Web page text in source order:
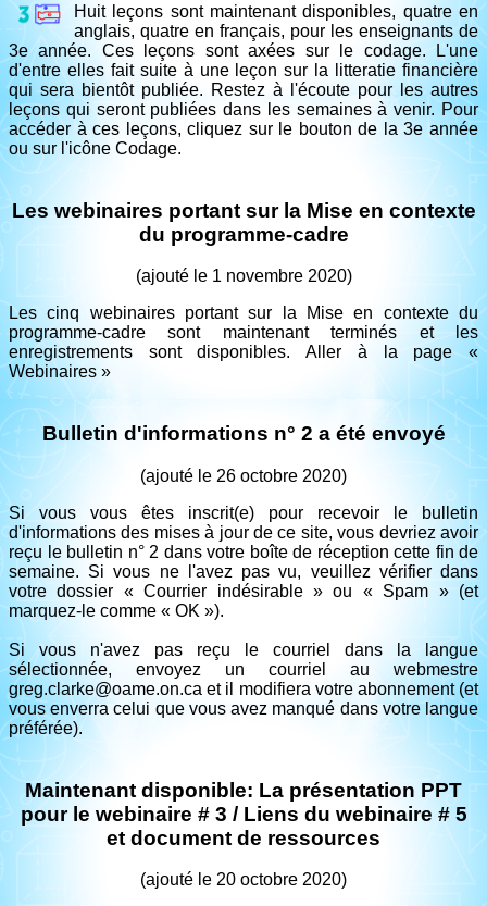
Huit leçons sont maintenant disponibles, quatre en
anglais, quatre en français, pour les enseignants de
3e année. Ces leçons sont axées sur le codage. L'une
d'entre elles fait suite à une leçon sur la litteratie financière
qui sera bientôt publiée. Restez à l'écoute pour les autres
leçons qui seront publiées dans les semaines à venir. Pour
accéder à ces leçons, cliquez sur le bouton de la 3e année
ou sur l'icône Codage.
Les webinaires portant sur la Mise en contexte
du programme-cadre
(ajouté le 1 novembre 2020)
Les cinq webinaires portant sur la Mise en contexte du
programme-cadre sont maintenant terminés et les
enregistrements sont disponibles. Aller à la page «
Webinaires »
Bulletin d'informations n° 2 a été envoyé
(ajouté le 26 octobre 2020)
Si vous vous êtes inscrit(e) pour recevoir le bulletin
d'informations des mises à jour de ce site, vous devriez avoir
reçu le bulletin n° 2 dans votre boîte de réception cette fin de
semaine. Si vous ne l'avez pas vu, veuillez vérifier dans
votre dossier « Courrier indésirable » ou « Spam » (et
marquez-le comme « OK »).
Si vous n'avez pas reçu le courriel dans la langue
sélectionnée, envoyez un courriel au webmestre
greg.clarke@oame.on.ca et il modifiera votre abonnement (et
vous enverra celui que vous avez manqué dans votre langue
préférée).
Maintenant disponible: La présentation PPT
pour le webinaire # 3 / Liens du webinaire # 5
et document de ressources
(ajouté le 20 octobre 2020)